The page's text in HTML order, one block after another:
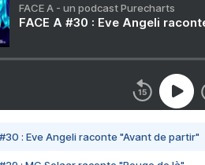
FACE A - un podcast Purecharts
FACE A #30 : Eve Angeli
#30 : Eve Angeli raconte "Avant de partir"